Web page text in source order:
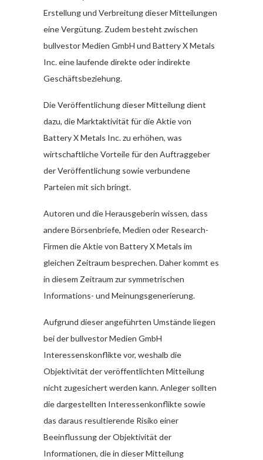
Erstellung und Verbreitung dieser Mitteilungen
eine Vergütung. Zudem besteht zwischen
bullvestor Medien GmbH und Battery X Metals
Inc. eine laufende direkte oder indirekte
Geschäftsbeziehung.
Die Veröffentlichung dieser Mitteilung dient
dazu, die Marktaktivität für die Aktie von
Battery X Metals Inc. zu erhöhen, was
wirtschaftliche Vorteile für den Auftraggeber
der Veröffentlichung sowie verbundene
Parteien mit sich bringt.
Autoren und die Herausgeberin wissen, dass
andere Börsenbriefe, Medien oder Research-
Firmen die Aktie von Battery X Metals im
gleichen Zeitraum besprechen. Daher kommt es
in diesem Zeitraum zur symmetrischen
Informations- und Meinungsgenerierung.
Aufgrund dieser angeführten Umstände liegen
bei der bullvestor Medien GmbH
Interessenskonflikte vor, weshalb die
Objektivität der veröffentlichten Mitteilung
nicht zugesichert werden kann. Anleger sollten
die dargestellten Interessenkonflikte sowie
das daraus resultierende Risiko einer
Beeinflussung der Objektivität der
Informationen, die in dieser Mitteilung